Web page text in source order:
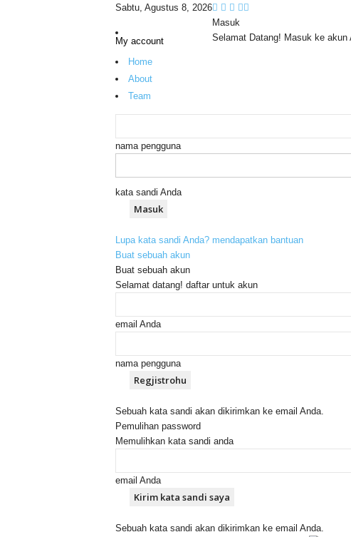
Sabtu, Agustus 8, 2026
My account
Home
About
Team
Masuk
Selamat Datang! Masuk ke akun
nama pengguna
kata sandi Anda
Lupa kata sandi Anda? mendapatkan bantuan
Buat sebuah akun
Buat sebuah akun
Selamat datang! daftar untuk akun
email Anda
nama pengguna
Sebuah kata sandi akan dikirimkan ke email Anda.
Pemulihan password
Memulihkan kata sandi anda
email Anda
Sebuah kata sandi akan dikirimkan ke email Anda.